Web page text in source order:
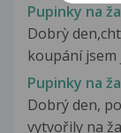
Pupinky na
Dobrỳ
koupání jsem
Pupinky na
Dobrý den,
vytvořily na